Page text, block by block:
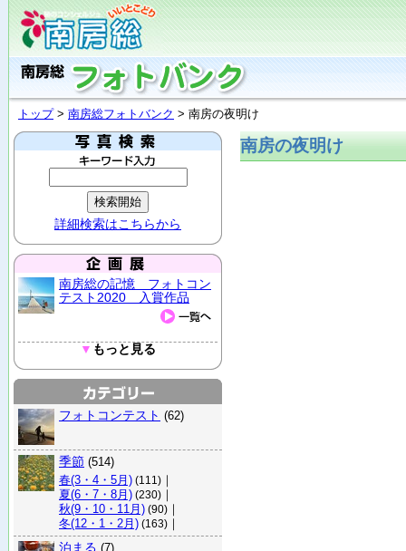
トップ> 南房総フォトバンク > 南房の夜明け
詳細検索はこちらから
南房総の記憶 フォトコン
テスト2020 入賞作品
▼ もっと見る
フォトコンテスト (62)
季節 (514)
春(3・4・5月) (111) ｜
夏(6・7・8月) (230) ｜
秋(9・10・11月) (90) ｜
冬(12・1・2月) (163) ｜
泊まる (7)
南房の夜明け